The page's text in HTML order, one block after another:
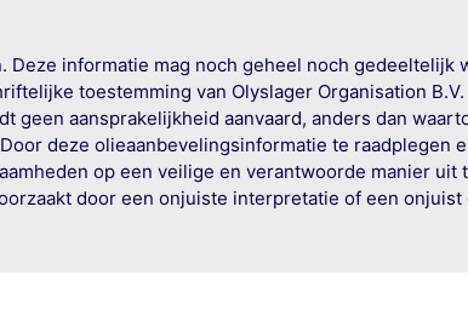
informatie mag noch geheel noch
toestemming van Olyslager Organisation
geen aansprakelijkheid aanvaard, anders dan
deze olieaanbevelingsinformatie te
op een veilige en verantwoorde manier
door een onjuiste interpretatie of een